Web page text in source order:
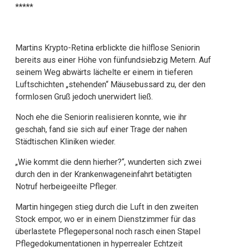
*****
Martins Krypto-Retina erblickte die hilflose Seniorin
bereits aus einer Höhe von fünfundsiebzig Metern. Auf
seinem Weg abwärts lächelte er einem in tieferen
Luftschichten „stehenden“ Mäusebussard zu, der den
formlosen Gruß jedoch unerwidert ließ.
Noch ehe die Seniorin realisieren konnte, wie ihr
geschah, fand sie sich auf einer Trage der nahen
Städtischen Kliniken wieder.
„Wie kommt die denn hierher?“, wunderten sich zwei
durch den in der Krankenwageneinfahrt betätigten
Notruf herbeigeeilte Pfleger.
Martin hingegen stieg durch die Luft in den zweiten
Stock empor, wo er in einem Dienstzimmer für das
überlastete Pflegepersonal noch rasch einen Stapel
Pflegedokumentationen in hyperrealer Echtzeit